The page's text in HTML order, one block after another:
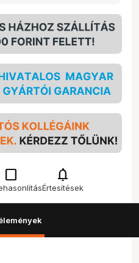
check_box_outline_blank notifications
Értesítések